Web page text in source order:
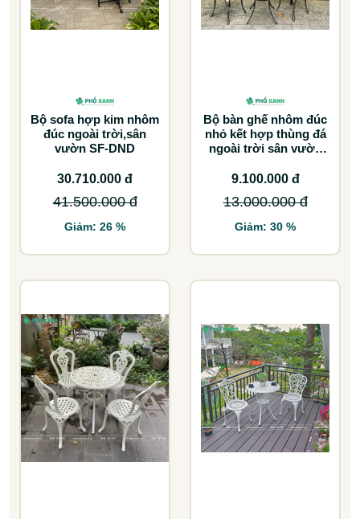
Bộ sofa hợp kim nhôm
đúc ngoài trời,sân
vườn SF-DND
30.710.000 đ
41.500.000 đ
Giảm: 26 %
Bộ bàn ghế nhôm đúc
nhỏ kết hợp thùng đá
ngoài trời sân vườn
9.100.000 đ
13.000.000 đ
Giảm: 30 %